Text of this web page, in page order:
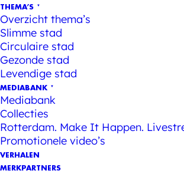
THEMA’S
Overzicht thema’s
Slimme stad
Circulaire stad
Gezonde stad
Levendige stad
MEDIABANK
Mediabank
Collecties
Rotterdam. Make It Happen.
Promotionele video’s
VERHALEN
MERKPARTNERS